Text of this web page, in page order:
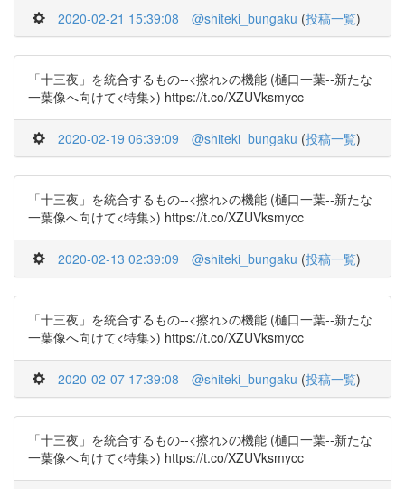
2020-02-21 15:39:08 @shiteki_bungaku (投稿一覧)
「十三夜」を統合するもの--<擦れ>の機能 (樋口一葉--新たな
一葉像へ向けて<特集>) https://t.co/XZUVksmycc
2020-02-19 06:39:09 @shiteki_bungaku (投稿一覧)
「十三夜」を統合するもの--<擦れ>の機能 (樋口一葉--新たな
一葉像へ向けて<特集>) https://t.co/XZUVksmycc
2020-02-13 02:39:09 @shiteki_bungaku (投稿一覧)
「十三夜」を統合するもの--<擦れ>の機能 (樋口一葉--新たな
一葉像へ向けて<特集>) https://t.co/XZUVksmycc
2020-02-07 17:39:08 @shiteki_bungaku (投稿一覧)
「十三夜」を統合するもの--<擦れ>の機能 (樋口一葉--新たな
一葉像へ向けて<特集>) https://t.co/XZUVksmycc